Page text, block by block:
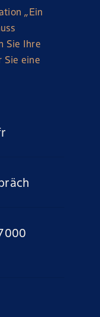
„Ein
Sie Ihre
Sie eine